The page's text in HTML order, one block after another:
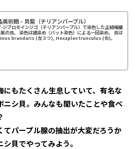
美術館 - 貝紫（チリアンパープル）
ブロモインジゴ（チリアンパープル）で染色した正絹縮緬
紫の貝。 染色は建染め（バット染色）による一回染め。 貝は
brandaris (左３つ), Hexaplex trunculus (右)。
にもたくさん生息していて、有名な
ニシ貝。みんなも聞いたことや食べ
てパープル腺の抽出が大変だろうか
貝でやってみよう。